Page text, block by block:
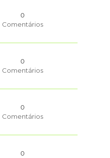
0
Comentários
0
Comentários
0
Comentários
0